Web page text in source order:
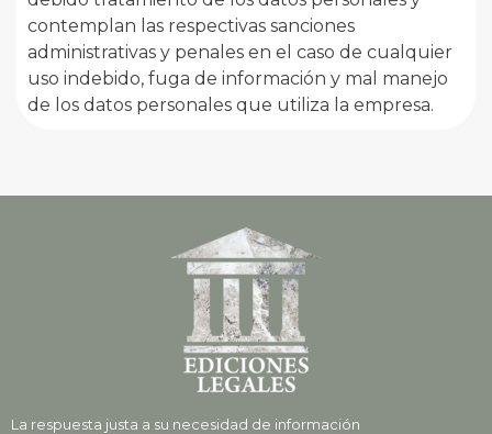
contemplan las respectivas sanciones
administrativas y penales en el caso de cualquier
uso indebido, fuga de información y mal manejo
de los datos personales que utiliza la empresa.
La respuesta justa a su necesidad de información